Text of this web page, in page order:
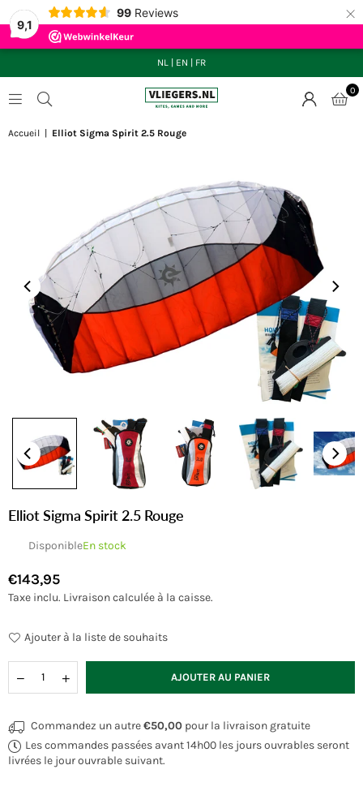
9,1
99 Reviews ×
NL EN FR
0
Accueil Elliot Sigma Spirit 2.5 Rouge
Elliot Sigma Spirit 2.5 Rouge
DisponibleEn stock
Prix
régulier
€143,95
Taxe inclu. Livraisoncalculée à la caisse.
Ajouter à la liste de souhaits
AJOUTER AU PANIER
Commandez un autre€50,00 pour la livraison gratuite
Les commandes passées avant 14h00 les jours ouvrables seront
livrées le jour ouvrable suivant.